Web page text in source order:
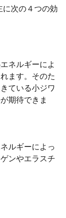
に次の４つの効
ネルギーによ
ます。そのた
ている小ジワ
期待できま
ルギーによっ
ンやエラスチ